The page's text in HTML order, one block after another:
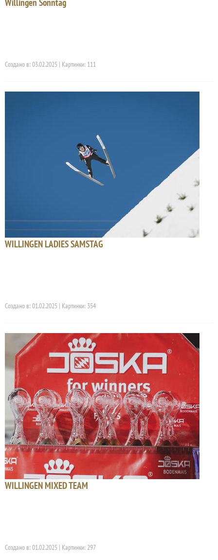
Создано в: 03.02.2025 | Картинки: 111
WILLINGEN LADIES SAMSTAG
Создано в: 01.02.2025 | Картинки: 354
WILLINGEN MIXED TEAM
Создано в: 01.02.2025 | Картинки: 297